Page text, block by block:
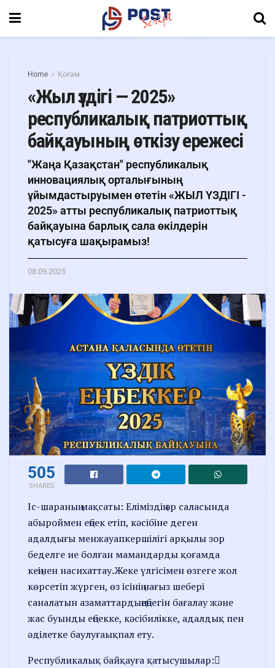
Home Қоғам
«Жыл үздігі — 2025»
республикалық патриоттық
байқауының өткізу ережесі
"Жаңа Қазақстан" республикалық
инновациялық орталығының
ұйымдастыруымен өтетін «ЖЫЛ ҮЗДІГІ -
2025» атты республикалық патриоттық
байқауына барлық сала өкілдерін
қатысуға шақырамыз!
08.09.2025
505
SHARES
Іс-шараның мақсаты: Еліміздің әр саласында
абыроймен еңбек етіп, кәсібіне деген
адалдығы менжауапкершілігі арқылы зор
беделге ие болған мамандарды қоғамда
кеңінен насихаттау.Жеке үлгісімен өзгеге жол
көрсетіп жүрген, өз ісінің нағыз шебері
саналатын азаматтардыңеңбегін бағалау және
жас буынды еңбекке, кәсібилікке, адалдық пен
әділетке баулуғаықпал ету.
Республикалық байқауға қатысушылар: